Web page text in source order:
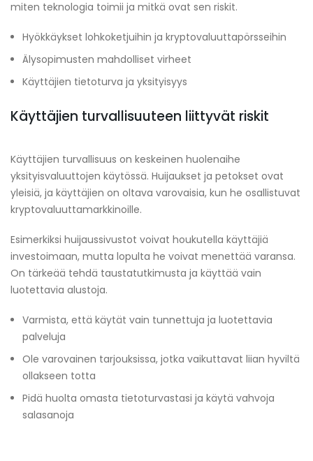
miten teknologia toimii ja mitkä ovat sen riskit.
Hyökkäykset lohkoketjuihin ja kryptovaluuttapörsseihin
Älysopimusten mahdolliset virheet
Käyttäjien tietoturva ja yksityisyys
Käyttäjien turvallisuuteen liittyvät riskit
Käyttäjien turvallisuus on keskeinen huolenaihe
yksityisvaluuttojen käytössä. Huijaukset ja petokset ovat
yleisiä, ja käyttäjien on oltava varovaisia, kun he osallistuvat
kryptovaluuttamarkkinoille.
Esimerkiksi huijaussivustot voivat houkutella käyttäjiä
investoimaan, mutta lopulta he voivat menettää varansa.
On tärkeää tehdä taustatutkimusta ja käyttää vain
luotettavia alustoja.
Varmista, että käytät vain tunnettuja ja luotettavia
palveluja
Ole varovainen tarjouksissa, jotka vaikuttavat liian hyviltä
ollakseen totta
Pidä huolta omasta tietoturvastasi ja käytä vahvoja
salasanoja